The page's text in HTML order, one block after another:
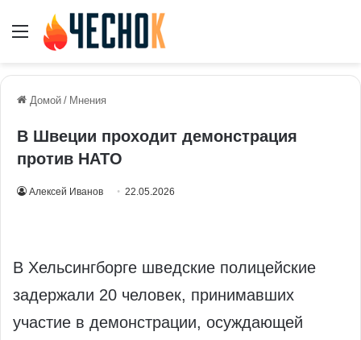
Меню
Домой / Мнения
В Швеции проходит демонстрация
против НАТО
Алексей Иванов 22.05.2026
В Хельсингборге шведские полицейские
задержали 20 человек, принимавших
участие в демонстрации, осуждающей